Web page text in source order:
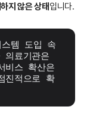
지 않은 상태입니다.
스템 도입 속
료기관은
비스 확산은
진적으로 확